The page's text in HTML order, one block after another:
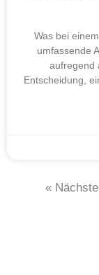
Was bei
umfassende
aufregend
Entscheidung,
«